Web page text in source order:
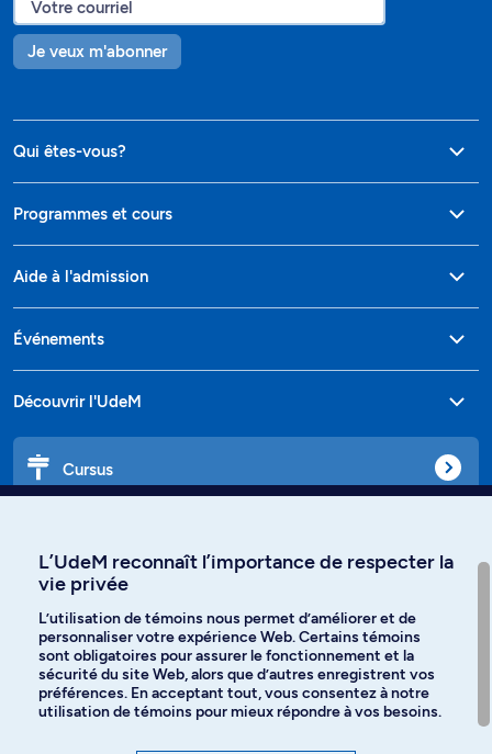
Je veux m'abonner
Qui êtes-vous?
Programmes et cours
Aide à l'admission
Événements
Découvrir l'UdeM
Cursus
Langues
Facebook Instagram
L’UdeM reconnaît l’importance de respecter la
vie privée
L’utilisation de témoins nous permet d’améliorer et de
personnaliser votre expérience Web. Certains témoins
sont obligatoires pour assurer le fonctionnement et la
sécurité du site Web, alors que d’autres enregistrent vos
préférences. En acceptant tout, vous consentez à notre
utilisation de témoins pour mieux répondre à vos besoins.